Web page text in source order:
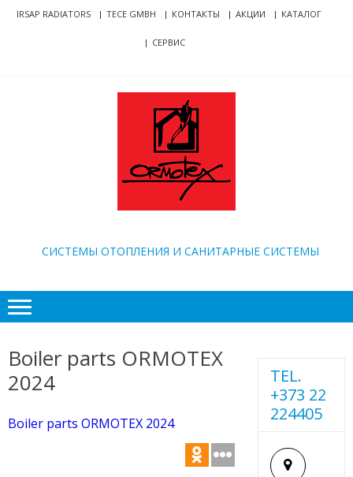
Skip
SkipIRSAP RADIATORS TECE GMBH КОНТАКТЫ АКЦИИ КАТАЛОГ
СЕРВИС
CИСТЕМЫ ОТОПЛЕНИЯ И САНИТАРНЫЕ СИСТЕМЫ
Boiler parts ORMOTEX
2024
Boiler parts ORMOTEX 2024
TEL.
+373 22
224405